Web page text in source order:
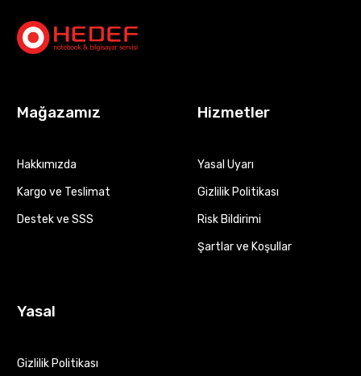
Mağazamız
Hakkımızda
Kargo ve Teslimat
Destek ve SSS
Hizmetler
Yasal Uyarı
Gizlilik Politikası
Risk Bildirimi
Şartlar ve Koşullar
Yasal
Gizlilik Politikası